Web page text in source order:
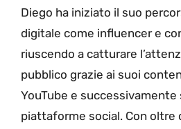
Diego ha iniziato il suo
digitale come influencer e
riuscendo a catturare
pubblico grazie ai suoi
YouTube e
piattaforme social. Con oltre